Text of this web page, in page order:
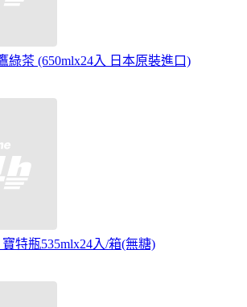
綠茶 (650mlx24入 日本原裝進口)
寶特瓶535mlx24入/箱(無糖)